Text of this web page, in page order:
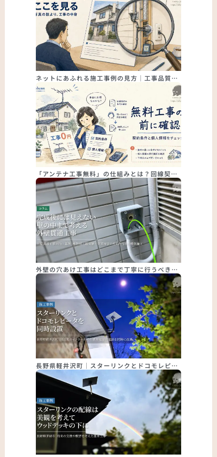
ネットにあふれる施工事例の見方｜工事品質…
「アンテナ工事無料」の仕組みとは？回線契…
外壁の穴あけ工事はどこまで丁寧に行うべき…
長野県軽井沢町｜スターリンクとドコモレピ…